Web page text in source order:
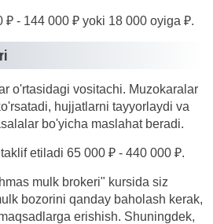
₽ - 144 000 ₽ yoki 18 000 oyiga ₽.
o'rtasidagi vositachi. Muzokaralar
hujjatlarni tayyorlaydi va
bo'yicha maslahat beradi.
etiladi 65 000 ₽ - 440 000 ₽.
mulk brokeri" kursida siz
bozorini qanday baholash kerak,
erishish. Shuningdek,